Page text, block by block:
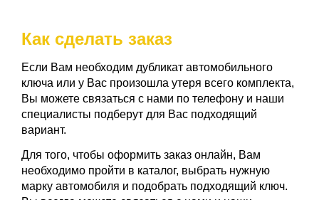
Как сделать заказ
Если Вам необходим дубликат автомобильного
ключа или у Вас произошла утеря всего комплекта,
Вы можете связаться с нами по телефону и наши
специалисты подберут для Вас подходящий
вариант.
Для того, чтобы оформить заказ онлайн, Вам
необходимо пройти в каталог, выбрать нужную
марку автомобиля и подобрать подходящий ключ.